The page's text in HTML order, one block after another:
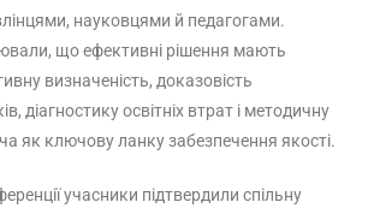
науковцями й педагогами.
що ефективні рішення мають
визначеність, доказовість
діагностику освітніх втрат і методичну
як ключову ланку забезпечення якості.
учасники підтвердили спільну